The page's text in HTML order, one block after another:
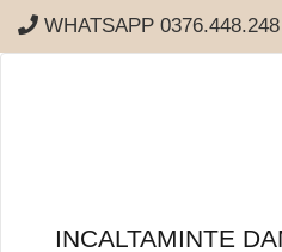
WHATSAPP 0376.448.248
INCALTAMINTE